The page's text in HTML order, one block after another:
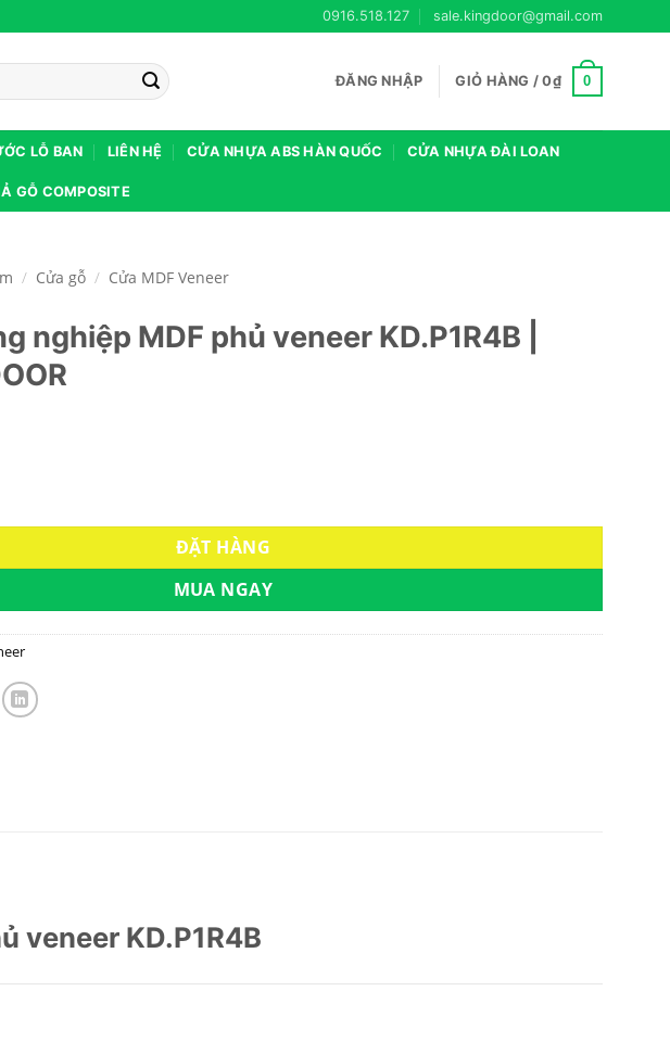
0916.518.127 sale.kingdoor@gmail.com
ĐĂNG NHẬP GIỎ HÀNG /0₫ 0
LỖ BAN LIÊN HỆ CỬA NHỰA ABS HÀN QUỐC CỬA NHỰA ĐÀI LOAN
GỖ COMPOSITE
/ Cửa gỗ / Cửa MDF Veneer
nghiệp MDF phủ veneer KD.P1R4B |
phủ veneer KD.P1R4B | HOABINHDOOR số lượng
ĐẶT HÀNG
MUA NGAY
veneer KD.P1R4B